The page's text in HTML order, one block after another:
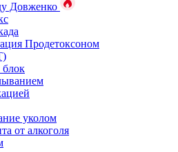
Довженко
Продетоксоном
уколом
от алкоголя